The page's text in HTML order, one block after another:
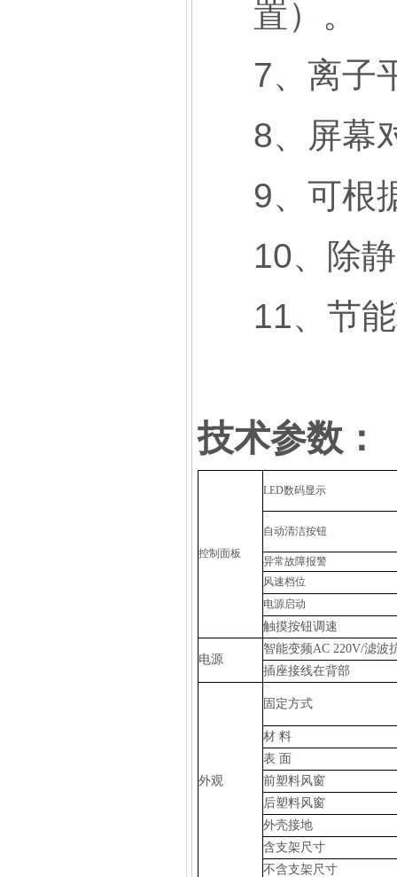
置）。
7、离子
8、屏幕
9、可根
10、除
11、节
技术参数：
控制面板
LED数码显示
自动清洁按钮
异常故障报警
风速档位
电源启动
触摸按钮调速
电源
智能变频AC 220V/滤波
插座接线在背部
外观
固定方式
材 料
表 面
前塑料风窗
后塑料风窗
外壳接地
含支架尺寸
不含支架尺寸